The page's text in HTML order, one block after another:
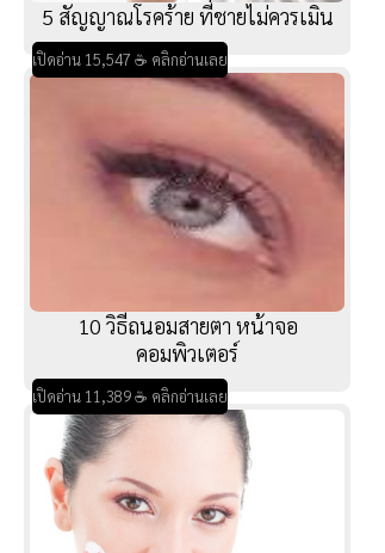
5 สัญญาณโรคร้าย ที่ชายไม่ควรเมิน
เปิดอ่าน 15,547 ☕ คลิกอ่านเลย
10 วิธีถนอมสายตา หน้าจอ
คอมพิวเตอร์
เปิดอ่าน 11,389 ☕ คลิกอ่านเลย